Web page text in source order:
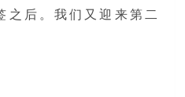
之后。我们又迎来第二